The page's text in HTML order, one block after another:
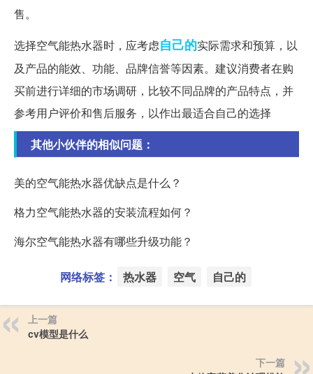
售。
选择空气能热水器时，应考虑自己的实际需求和预算，以
及产品的能效、功能、品牌信誉等因素。建议消费者在购
买前进行详细的市场调研，比较不同品牌的产品特点，并
参考用户评价和售后服务，以作出最适合自己的选择
其他小伙伴的相似问题：
美的空气能热水器优缺点是什么？
格力空气能热水器的安装流程如何？
海尔空气能热水器有哪些升级功能？
网络标签： 热水器 空气 自己的
上一篇
cv模型是什么
下一篇